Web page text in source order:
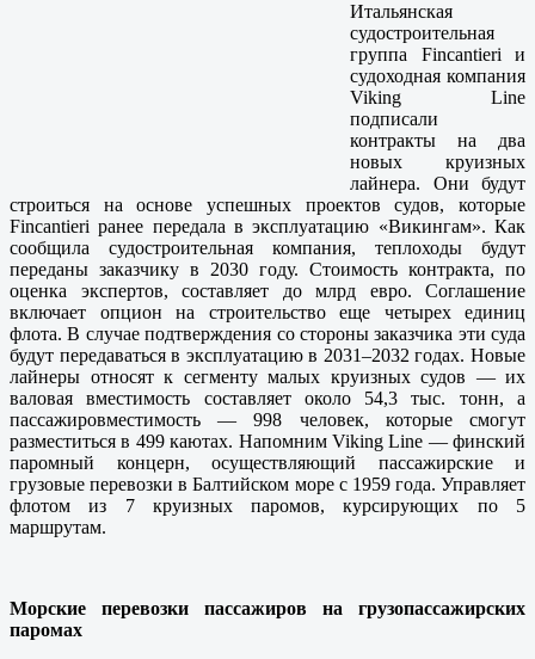
Итальянская
судостроительная
группа Fincantieri и
судоходная компания
Viking Line
подписали
контракты на два
новых круизных
лайнера. Они будут
строиться на основе успешных проектов судов, которые
Fincantieri ранее передала в эксплуатацию «Викингам». Как
сообщила судостроительная компания, теплоходы будут
переданы заказчику в 2030 году. Стоимость контракта, по
оценка экспертов, составляет до млрд евро. Соглашение
включает опцион на строительство еще четырех единиц
флота. В случае подтверждения со стороны заказчика эти суда
будут передаваться в эксплуатацию в 2031–2032 годах. Новые
лайнеры относят к сегменту малых круизных судов — их
валовая вместимость составляет около 54,3 тыс. тонн, а
пассажировместимость — 998 человек, которые смогут
разместиться в 499 каютах. Напомним Viking Line — финский
паромный концерн, осуществляющий пассажирские и
грузовые перевозки в Балтийском море с 1959 года. Управляет
флотом из 7 круизных паромов, курсирующих по 5
маршрутам.
Морские перевозки пассажиров на грузопассажирских
паромах